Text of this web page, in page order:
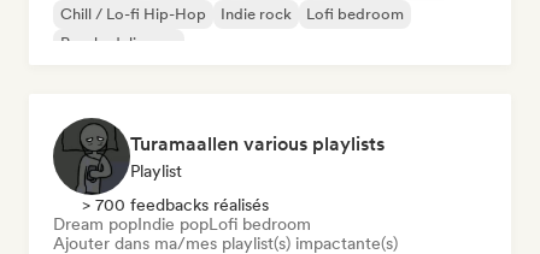
Chill / Lo-fi Hip-Hop
Indie rock
Lofi bedroom
Psychedelic pop
Turamaallen various playlists
Playlist
> 700 feedbacks réalisés
Dream popIndie popLofi bedroom
Ajouter dans ma/mes playlist(s) impactante(s)